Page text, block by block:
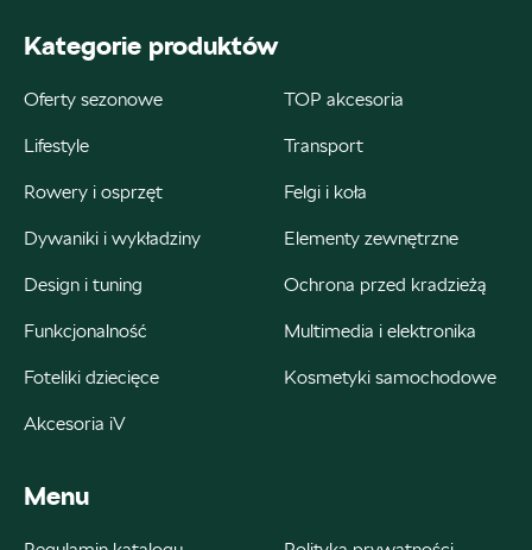
Bednarek
+48 426 130 700
22000.magazyn@partner.skoda.pl
Bednarek
ul. Wrocławska 18, Dobroń
Kategorie produktów
Oferty sezonowe TOP akcesoria
Lifestyle Transport
Rowery i osprzęt Felgi i koła
Dywaniki i wykładziny Elementy zewnętrzne
Design i tuning Ochrona przed kradzieżą
Funkcjonalność Multimedia i elektronika
Foteliki dziecięce Kosmetyki samochodowe
Akcesoria iV
Menu